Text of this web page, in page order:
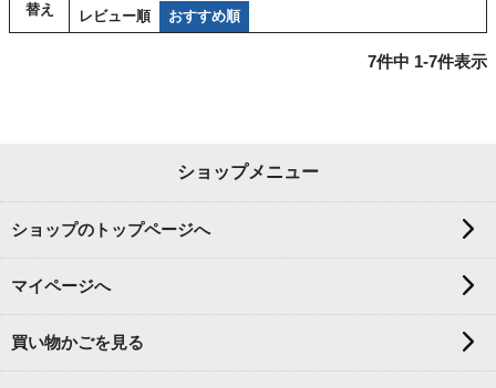
替え
レビュー順
おすすめ順
7件中 1-7件表示
ショップメニュー
ショップのトップページへ
マイページへ
買い物かごを見る